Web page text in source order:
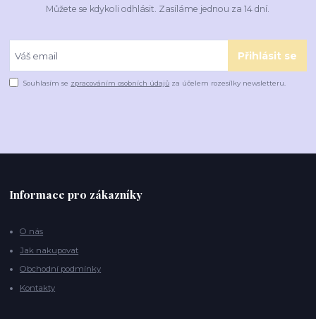
Můžete se kdykoli odhlásit. Zasíláme jednou za 14 dní.
Přihlásit se
Souhlasím se zpracováním osobních údajů za účelem rozesílky newsletteru.
Informace pro zákazníky
O nás
Jak nakupovat
Obchodní podmínky
Kontakty